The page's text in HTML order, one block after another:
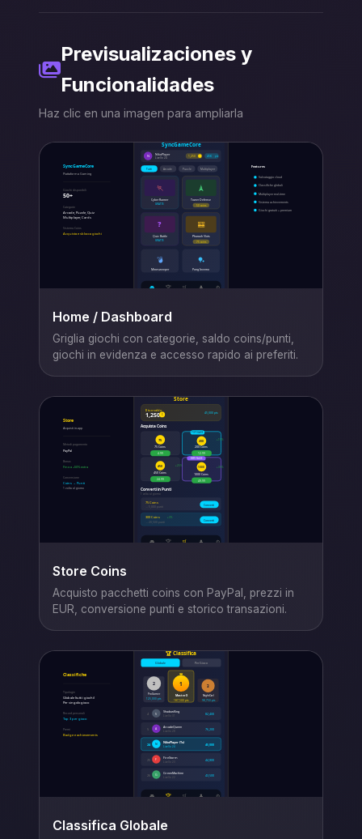
Previsualizaciones y
Funcionalidades
Haz clic en una imagen para ampliarla
Home / Dashboard
Griglia giochi con categorie, saldo coins/punti,
giochi in evidenza e accesso rapido ai preferiti.
Store Coins
Acquisto pacchetti coins con PayPal, prezzi in
EUR, conversione punti e storico transazioni.
Classifica Globale